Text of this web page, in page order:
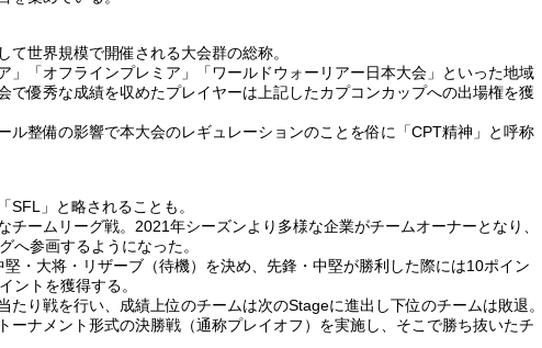
て世界規模で開催される大会群の総称。
」「オフラインプレミア」「ワールドウォーリアー日本大会」といった地域
で優秀な成績を収めたプレイヤーは上記したカプコンカップへの出場権を獲
ル整備の影響で本大会のレギュレーションのことを俗に「CPT精神」と呼称
SFL」と略されることも。
チームリーグ戦。2021年シーズンより多様な企業がチームオーナーとなり、
へ参画するようになった。
・大将・リザーブ（待機）を決め、先鋒・中堅が勝利した際には10ポイン
ントを獲得する。
たり戦を行い、成績上位のチームは次のStageに進出し下位のチームは敗退。
ーナメント形式の決勝戦（通称プレイオフ）を実施し、そこで勝ち抜いたチ